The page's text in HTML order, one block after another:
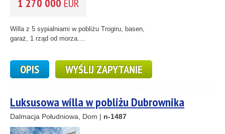
1 270 000 EUR
Willa z 5 sypialniami w pobliżu Trogiru, basen,
garaż, 1 rząd od morza....
OPIS WYŚLIJ ZAPYTANIE
Luksusowa willa w pobliżu Dubrownika
Dalmacja Południowa, Dom | n-1487